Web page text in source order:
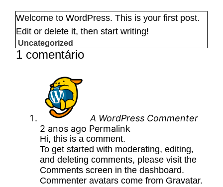
Welcome to WordPress. This is your first post.
Edit or delete it, then start writing!
Uncategorized
1 comentário
A WordPress Commenter
2 anos ago Permalink
Hi, this is a comment.
To get started with moderating, editing,
and deleting comments, please visit the
Comments screen in the dashboard.
Commenter avatars come from Gravatar.